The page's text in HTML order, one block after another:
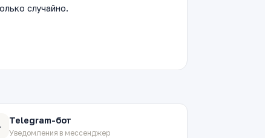
случайно.
Telegram-бот
Уведомления в мессенджер